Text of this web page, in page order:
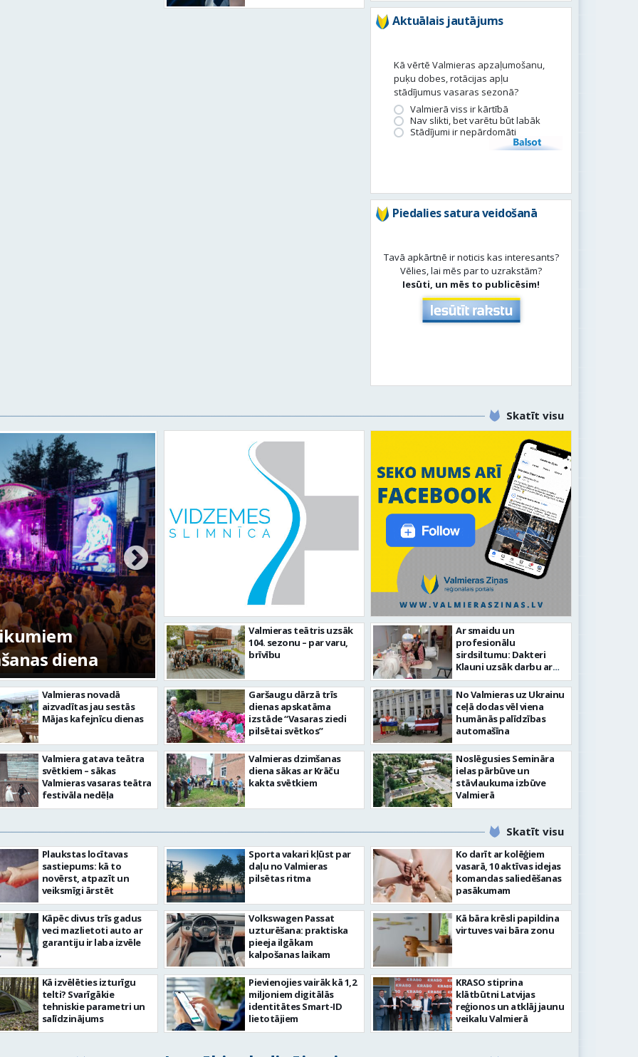
Aktuālais jautājums
Kā vērtē Valmieras apzaļumošanu,
puķu dobes, rotācijas apļu
stādījumus vasaras sezonā?
Valmierā viss ir kārtībā
Nav slikti, bet varētu būt labāk
Stādījumi ir nepārdomāti
Balsot
Piedalies satura veidošanā
Tavā apkārtnē ir noticis kas interesants?
Vēlies, lai mēs par to uzrakstām?
Iesūti, un mēs to publicēsim!
Skatīt visu
diena
FOTO: Valmieras pilsētas svētku gājiens 2026
Valmieras novadā
aizvadītas jau sestās
Mājas kafejnīcu dienas
Valmiera gatava teātra
svētkiem – sākas
Valmieras vasaras teātra
festivāla nedēļa
Valmieras teātris uzsāk
104. sezonu – par varu,
brīvību
Garšaugu dārzā trīs
dienas apskatāma
izstāde “Vasaras ziedi
pilsētai svētkos”
Valmieras dzimšanas
diena sākas ar Krāču
kakta svētkiem
Ar smaidu un
profesionālu
sirdsiltumu: Dakteri
Klauni uzsāk darbu ar
senioriem Vidzemes
slimnīcā
No Valmieras uz Ukrainu
ceļā dodas vēl viena
humānās palīdzības
automašīna
Noslēgusies Semināra
ielas pārbūve un
stāvlaukuma izbūve
Valmierā
Skatīt visu
Plaukstas locītavas
sastiepums: kā to
novērst, atpazīt un
veiksmīgi ārstēt
Kāpēc divus trīs gadus
veci mazlietoti auto ar
garantiju ir laba izvēle
Kā izvēlēties izturīgu
telti? Svarīgākie
tehniskie parametri un
salīdzinājums
Sporta vakari kļūst par
daļu no Valmieras
pilsētas ritma
Volkswagen Passat
uzturēšana: praktiska
pieeja ilgākam
kalpošanas laikam
Pievienojies vairāk kā 1,2
miljoniem digitālās
identitātes Smart-ID
lietotājiem
Ko darīt ar kolēģiem
vasarā, 10 aktīvas idejas
komandas saliedēšanas
pasākumam
Kā bāra krēsli papildina
virtuves vai bāra zonu
KRASO stiprina
klātbūtni Latvijas
reģionos un atklāj jaunu
veikalu Valmierā